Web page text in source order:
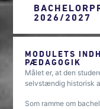
2026/2027
MODULETS
PÆDAGOGIK
Målet er, at den
selvstændig historisk
Som ramme om